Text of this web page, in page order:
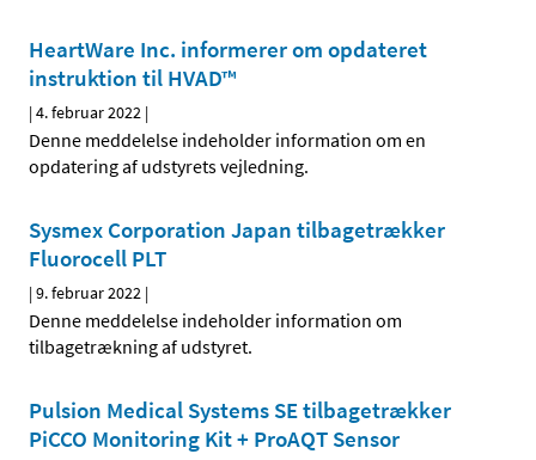
HeartWare Inc. informerer om opdateret
instruktion til HVAD™
|4. februar 2022 |
Denne meddelelse indeholder information om en
opdatering af udstyrets vejledning.
Sysmex Corporation Japan tilbagetrækker
Fluorocell PLT
|9. februar 2022 |
Denne meddelelse indeholder information om
tilbagetrækning af udstyret.
Pulsion Medical Systems SE tilbagetrækker
PiCCO Monitoring Kit + ProAQT Sensor